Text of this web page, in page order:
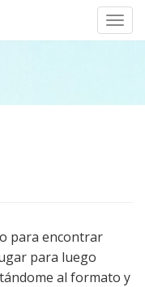
para encontrar
para luego
al formato y